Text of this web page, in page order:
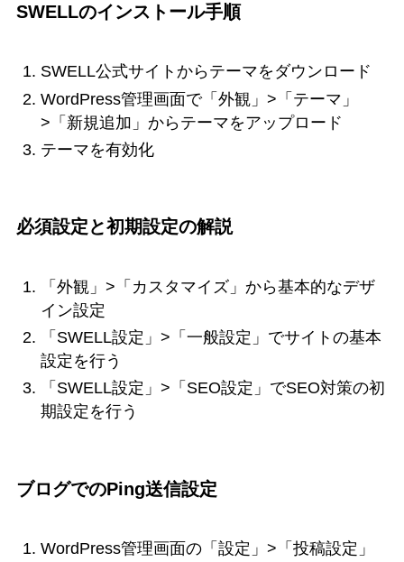
SWELLのインストール手順
SWELL公式サイトからテーマをダウンロード
WordPress管理画面で「外観」>「テーマ」
>「新規追加」からテーマをアップロード
テーマを有効化
必須設定と初期設定の解説
「外観」>「カスタマイズ」から基本的なデザ
イン設定
「SWELL設定」>「一般設定」でサイトの基本
設定を行う
「SWELL設定」>「SEO設定」でSEO対策の初
期設定を行う
ブログでのPing送信設定
WordPress管理画面の「設定」>「投稿設定」